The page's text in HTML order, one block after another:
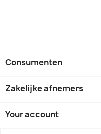
Consumenten
Zakelijke afnemers
Your account